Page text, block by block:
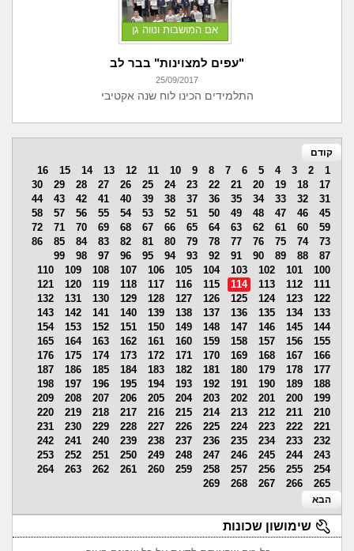
אם המושבות ונווה גן
"עפים למצוינות" בבר לב
25/09/2017
התלמידים הכינו לוח שנה אקטיבי
קודם
1
2
3
4
5
6
7
8
9
10
11
12
13
14
15
16
17
18
19
20
21
22
23
24
25
26
27
28
29
30
31
32
33
34
35
36
37
38
39
40
41
42
43
44
45
46
47
48
49
50
51
52
53
54
55
56
57
58
59
60
61
62
63
64
65
66
67
68
69
70
71
72
73
74
75
76
77
78
79
80
81
82
83
84
85
86
87
88
89
90
91
92
93
94
95
96
97
98
99
100
101
102
103
104
105
106
107
108
109
110
111
112
113
114
115
116
117
118
119
120
121
122
123
124
125
126
127
128
129
130
131
132
133
134
135
136
137
138
139
140
141
142
143
144
145
146
147
148
149
150
151
152
153
154
155
156
157
158
159
160
161
162
163
164
165
166
167
168
169
170
171
172
173
174
175
176
177
178
179
180
181
182
183
184
185
186
187
188
189
190
191
192
193
194
195
196
197
198
199
200
201
202
203
204
205
206
207
208
209
210
211
212
213
214
215
216
217
218
219
220
221
222
223
224
225
226
227
228
229
230
231
232
233
234
235
236
237
238
239
240
241
242
243
244
245
246
247
248
249
250
251
252
253
254
255
256
257
258
259
260
261
262
263
264
265
266
267
268
269
הבא
שימושון שכונות